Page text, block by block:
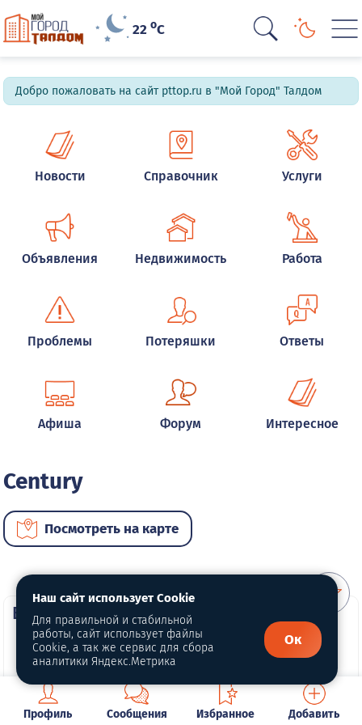
22oC
Добро пожаловать на сайт pttop.ru в "Мой Город" Талдом
Новости Справочник Услуги
Объявления Недвижимость Работа
Проблемы Потеряшки Ответы
Афиша Форум Интересное
Century
Посмотреть на карте
ВИП автомобили
Профиль Сообщения Избранное Добавить
Наш сайт использует Cookie
Для правильной и стабильной
работы, сайт использует файлы
Cookie, а так же сервис для сбора
аналитики Яндекс.Метрика
Ок